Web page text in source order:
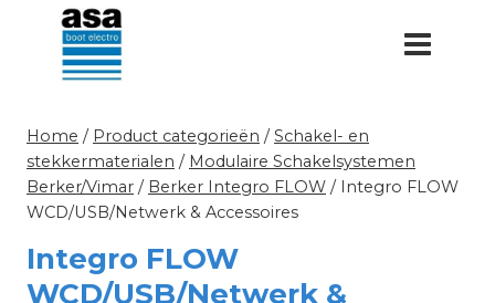
Doorgaan
inhoud
Home / Product categorieën / Schakel- en
stekkermaterialen / Modulaire Schakelsystemen
Berker/Vimar / Berker Integro FLOW / Integro FLOW
WCD/USB/Netwerk & Accessoires
Integro FLOW
WCD/USB/Netwerk &